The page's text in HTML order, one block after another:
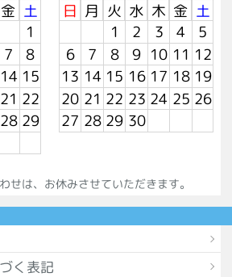
金 土
1
7
8
14 15
21 22
28 29
日 月 火 水 木 金 土
1
2 3 4
5
6
7 8 9 10 11 12
13 14 15 16 17 18 19
20 21 22 23 24 25 26
27 28 29 30
せは、お休みさせていただきます。
く表記